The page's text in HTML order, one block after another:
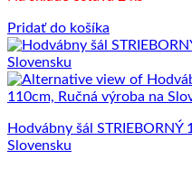
Pridať do košíka
Hodvábny šál
Slovensku